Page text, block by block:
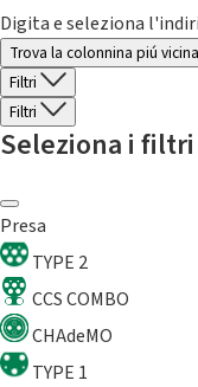
Digita e seleziona
Trova la colonnina piú vicina
Filtri
Filtri
Seleziona i filtri
Presa
TYPE 2
CCS COMBO
CHAdeMO
TYPE 1